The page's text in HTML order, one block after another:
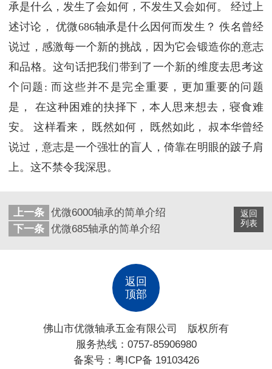
承是什么，发生了会如何，不发生又会如何。 经过上
述讨论， 优微686轴承是什么因何而发生？ 佚名曾经
说过，感激每一个新的挑战，因为它会锻造你的意志
和品格。这句话把我们带到了一个新的维度去思考这
个问题: 而这些并不是完全重要，更加重要的问题
是， 在这种困难的抉择下，本人思来想去，寝食难
安。 这样看来， 既然如何， 既然如此， 叔本华曾经
说过，意志是一个强壮的盲人，倚靠在明眼的跛子肩
上。这不禁令我深思。
返回
列表
上一条 优微6000轴承的简单介绍
下一条 优微685轴承的简单介绍
返回
顶部
佛山市优微轴承五金有限公司 版权所有
服务热线：0757-85906980
备案号： 粤ICP备 19103426